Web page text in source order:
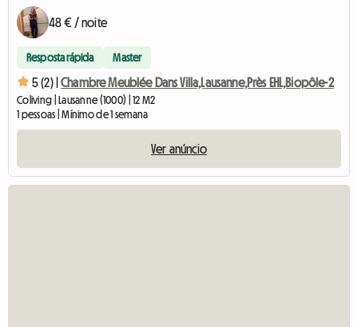
48 € / noite
Resposta rápida Master
5 (2) | Chambre Meublée Dans Villa,Lausanne,Près EHL,Biopôle-2
Coliving | Lausanne (1000) | 12 M2
1 pessoas | Mínimo de 1 semana
Ver anúncio